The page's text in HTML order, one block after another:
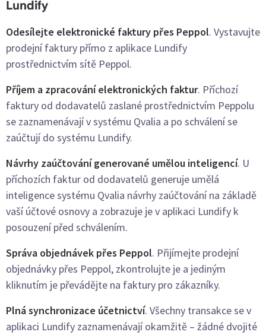
Lundify
Odesílejte elektronické faktury přes Peppol. Vystavujte
prodejní faktury přímo z aplikace Lundify
prostřednictvím sítě Peppol.
Příjem a zpracování elektronických faktur. Příchozí
faktury od dodavatelů zaslané prostřednictvím Peppolu
se zaznamenávají v systému Qvalia a po schválení se
zaúčtují do systému Lundify.
Návrhy zaúčtování generované umělou inteligencí. U
příchozích faktur od dodavatelů generuje umělá
inteligence systému Qvalia návrhy zaúčtování na základě
vaší účtové osnovy a zobrazuje je v aplikaci Lundify k
posouzení před schválením.
Správa objednávek přes Peppol. Přijímejte prodejní
objednávky přes Peppol, zkontrolujte je a jediným
kliknutím je převádějte na faktury pro zákazníky.
Plná synchronizace účetnictví. Všechny transakce se v
aplikaci Lundify zaznamenávají okamžitě – žádné dvojité